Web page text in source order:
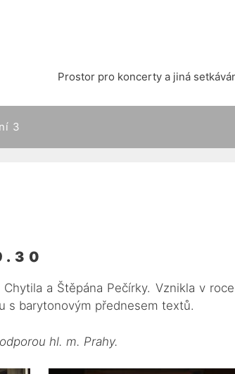
Prostor pro koncerty a jiná
3
a Štěpána Pečírky. Vznikla v
s barytonovým přednesem textů.
hl. m. Prahy.